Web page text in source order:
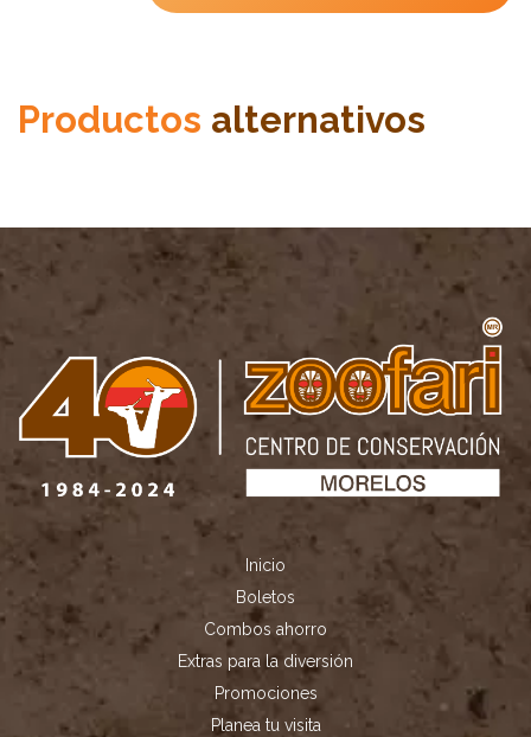
Productos alternativos
Inicio
Boletos
Combos ahorro
Extras para la diversión
Promociones
Planea tu visita